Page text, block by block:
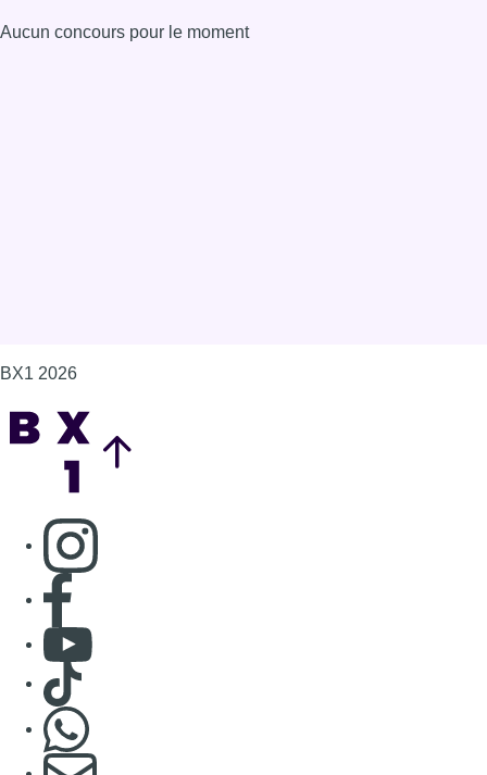
Aucun concours pour le moment
BX1 2026
Consulter page Instagram
Consulter page Facebook
Consulter Youtube
Consulter TikTok
S'abonner à notre newsletter